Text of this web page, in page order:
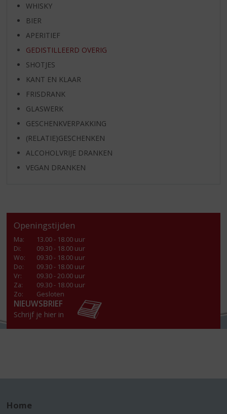
WHISKY
BIER
APERITIEF
GEDISTILLEERD OVERIG
SHOTJES
KANT EN KLAAR
FRISDRANK
GLASWERK
GESCHENKVERPAKKING
(RELATIE)GESCHENKEN
ALCOHOLVRIJE DRANKEN
VEGAN DRANKEN
Openingstijden
Ma:
13.00 - 18.00 uur
Di:
09.30 - 18.00 uur
Wo:
09.30 - 18.00 uur
Do:
09.30 - 18.00 uur
Vr:
09.30 - 20.00 uur
Za:
09.30 - 18.00 uur
Zo:
Gesloten
NIEUWSBRIEF
Schrijf je hier in
Home